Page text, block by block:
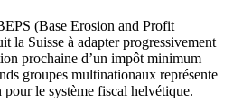
(Base Erosion and Profit
la Suisse à adapter progressivement
prochaine d’un impôt minimum
groupes multinationaux représente
le système fiscal helvétique.